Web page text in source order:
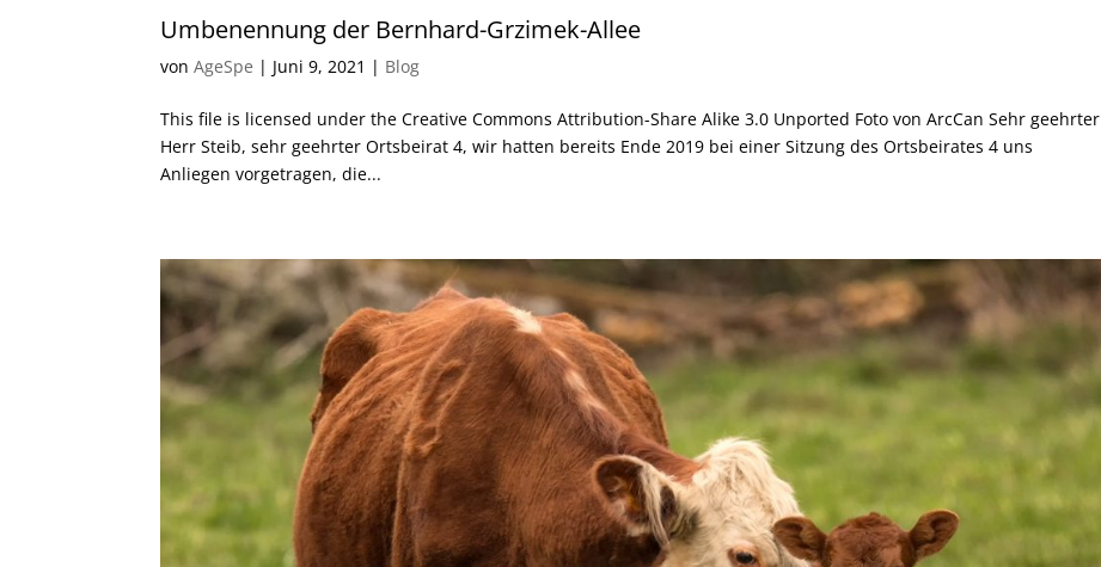
Umbenennung der Bernhard-Grzimek-Allee
vonAgeSpe | Juni 9, 2021 | Blog
This file is licensed under the Creative Commons Attribution-Share Alike 3.0 Unported Foto von ArcCan Sehr geehrter
Herr Steib, sehr geehrter Ortsbeirat 4, wir hatten bereits Ende 2019 bei einer Sitzung des Ortsbeirates 4 uns
Anliegen vorgetragen, die...